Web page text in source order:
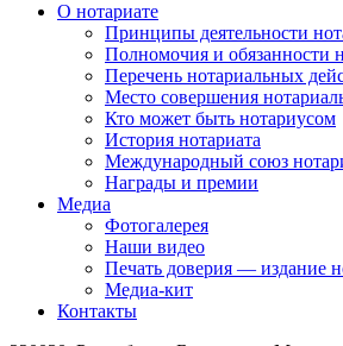
О нотариате
Принципы деятельности
Полномочия и обязанности
Перечень нотариальных
Место совершения
Кто может быть нотариусом
История нотариата
Международный союз
Награды и премии
Медиа
Фотогалерея
Наши видео
Печать доверия — издание
Медиа-кит
Контакты